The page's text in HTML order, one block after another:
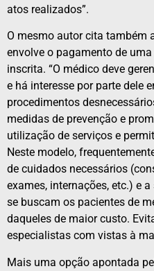
atos realizados”.
O mesmo autor cita também
envolve o pagamento de
inscrita. “O médico deve
e há interesse por parte dele
procedimentos
medidas de prevenção e
utilização de serviços e
Neste modelo,
de cuidados necessários
exames, internações, etc.) e
se buscam os pacientes de
daqueles de maior custo.
especialistas com vistas à
Mais uma opção apontada